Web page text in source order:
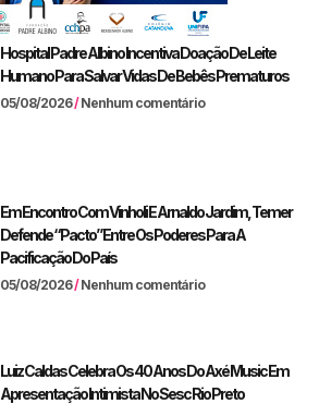
Hospital Padre Albino Incentiva Doação De Leite
Humano Para Salvar Vidas De Bebês Prematuros
05/08/2026 Nenhum comentário
Em Encontro Com Vinholi E Arnaldo Jardim, Temer
Defende “pacto” Entre Os Poderes Para A
Pacificação Do País
05/08/2026 Nenhum comentário
Luiz Caldas Celebra Os 40 Anos Do Axé Music Em
Apresentação Intimista No Sesc Rio Preto